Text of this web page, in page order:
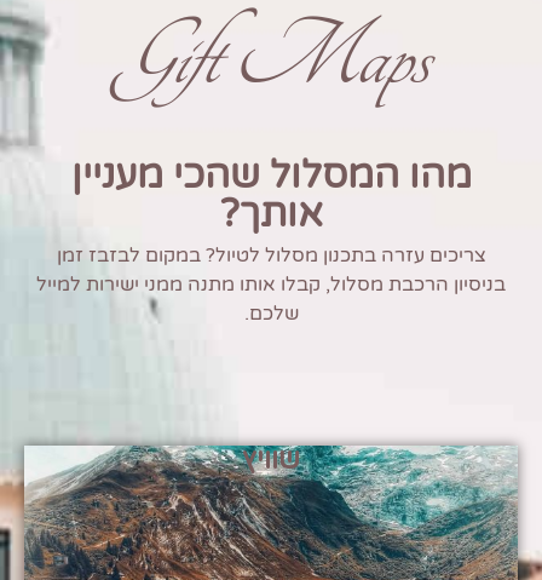
Gift Maps
מהו המסלול שהכי מעניין
אותך?
צריכים עזרה בתכנון מסלול לטיול? במקום לבזבז זמן
בניסיון הרכבת מסלול, קבלו אותו מתנה ממני ישירות למייל
שלכם.
שוויץ